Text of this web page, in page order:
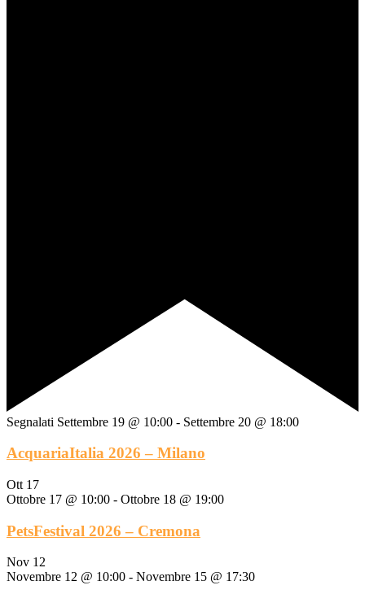
Segnalati Settembre 19 @ 10:00 - Settembre 20 @ 18:00
AcquariaItalia 2026 – Milano
Ott 17
Ottobre 17 @ 10:00 - Ottobre 18 @ 19:00
PetsFestival 2026 – Cremona
Nov 12
Novembre 12 @ 10:00 - Novembre 15 @ 17:30